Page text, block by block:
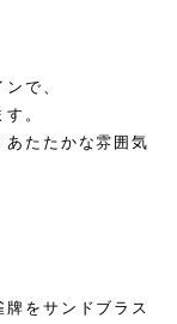
で、
。
たたかな雰囲気
をサンドブラス